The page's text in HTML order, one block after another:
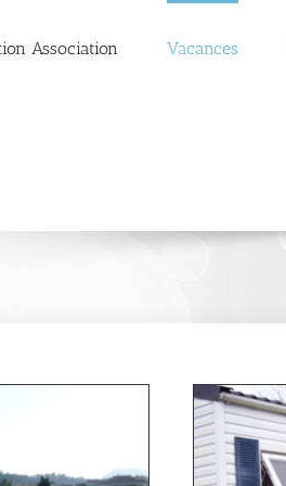
Association Vacances